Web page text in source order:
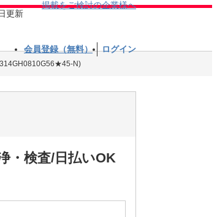
更新
掲載をご検討の企業様へ
会員登録（無料） ログイン
N)
・検査/日払いOK